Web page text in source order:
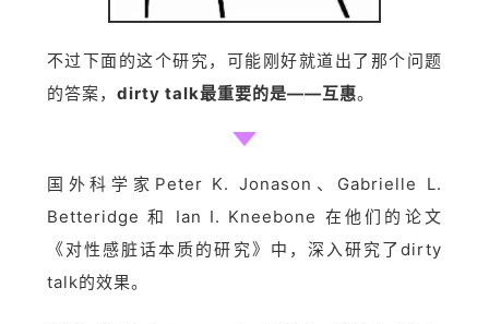
不过下面的这个研究，可能刚好就道出了那个问题
的答案， dirty talk最重要的是——互惠。
国外科学家Peter K. Jonason、Gabrielle L.
Betteridge 和 Ian I. Kneebone 在他们的论文
《对性感脏话本质的研究》中，深入研究了dirty
talk的效果。